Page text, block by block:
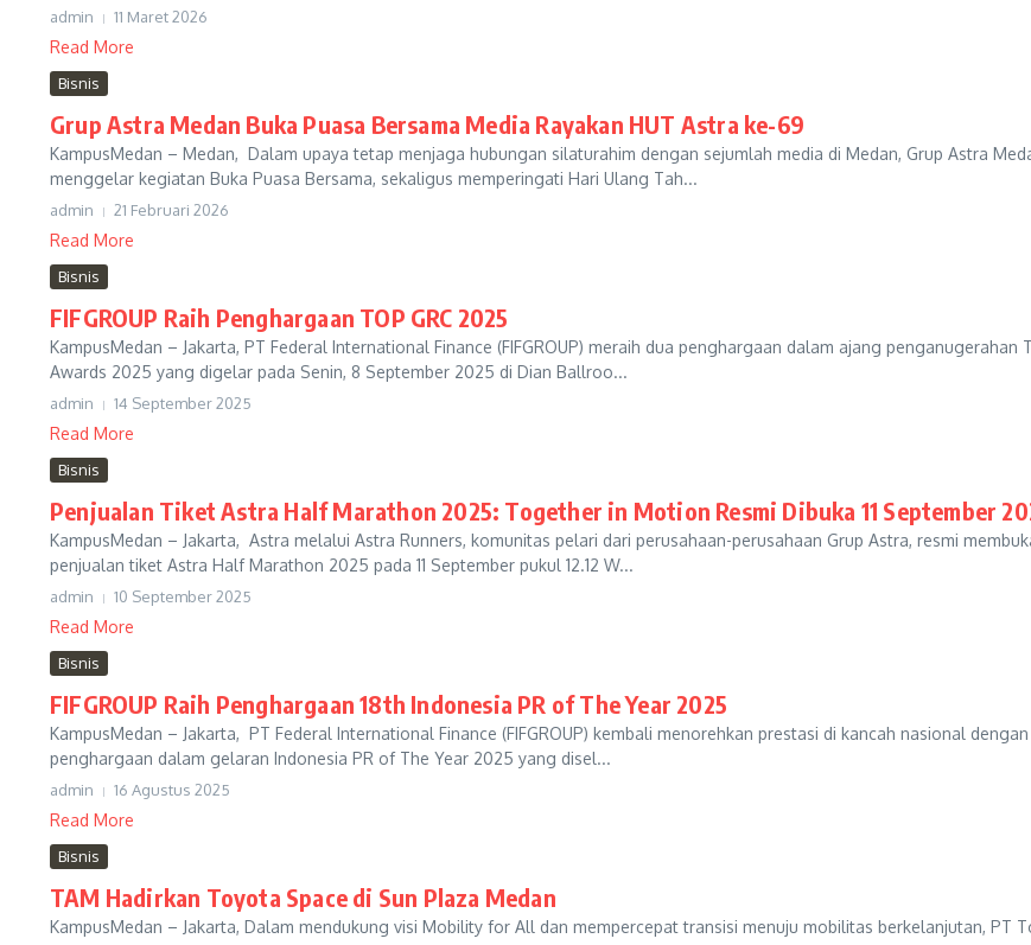
admin 11 Maret 2026
Read More
Bisnis
Grup Astra Medan Buka Puasa Bersama Media Rayakan HUT Astra ke-69
KampusMedan – Medan, Dalam upaya tetap menjaga hubungan silaturahim dengan sejumlah media di Medan, Grup Astra
menggelar kegiatan Buka Puasa Bersama, sekaligus memperingati Hari Ulang Tah...
admin 21 Februari 2026
Read More
Bisnis
FIFGROUP Raih Penghargaan TOP GRC 2025
KampusMedan – Jakarta, PT Federal International Finance (FIFGROUP) meraih dua penghargaan dalam ajang penganugerahan
Awards 2025 yang digelar pada Senin, 8 September 2025 di Dian Ballroo...
admin 14 September 2025
Read More
Bisnis
Penjualan Tiket Astra Half Marathon 2025: Together in Motion Resmi Dibuka 11 September
KampusMedan – Jakarta, Astra melalui Astra Runners, komunitas pelari dari perusahaan-perusahaan Grup Astra, resmi
penjualan tiket Astra Half Marathon 2025 pada 11 September pukul 12.12 W...
admin 10 September 2025
Read More
Bisnis
FIFGROUP Raih Penghargaan 18th Indonesia PR of The Year 2025
KampusMedan – Jakarta, PT Federal International Finance (FIFGROUP) kembali menorehkan prestasi di kancah nasional
penghargaan dalam gelaran Indonesia PR of The Year 2025 yang disel...
admin 16 Agustus 2025
Read More
Bisnis
TAM Hadirkan Toyota Space di Sun Plaza Medan
KampusMedan – Jakarta, Dalam mendukung visi Mobility for All dan mempercepat transisi menuju mobilitas berkelanjutan, PT